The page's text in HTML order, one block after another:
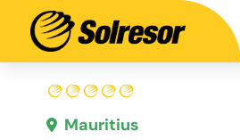
Mauritius